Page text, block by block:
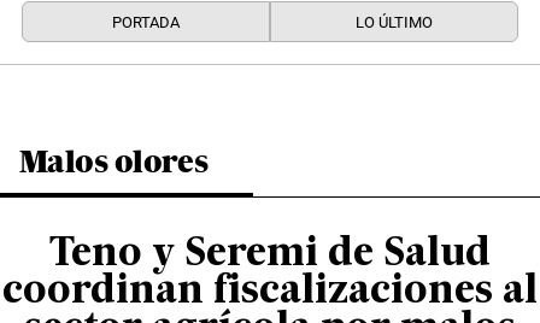
PORTADA LO ÚLTIMO
Malos olores
Teno y Seremi de Salud
coordinan fiscalizaciones al